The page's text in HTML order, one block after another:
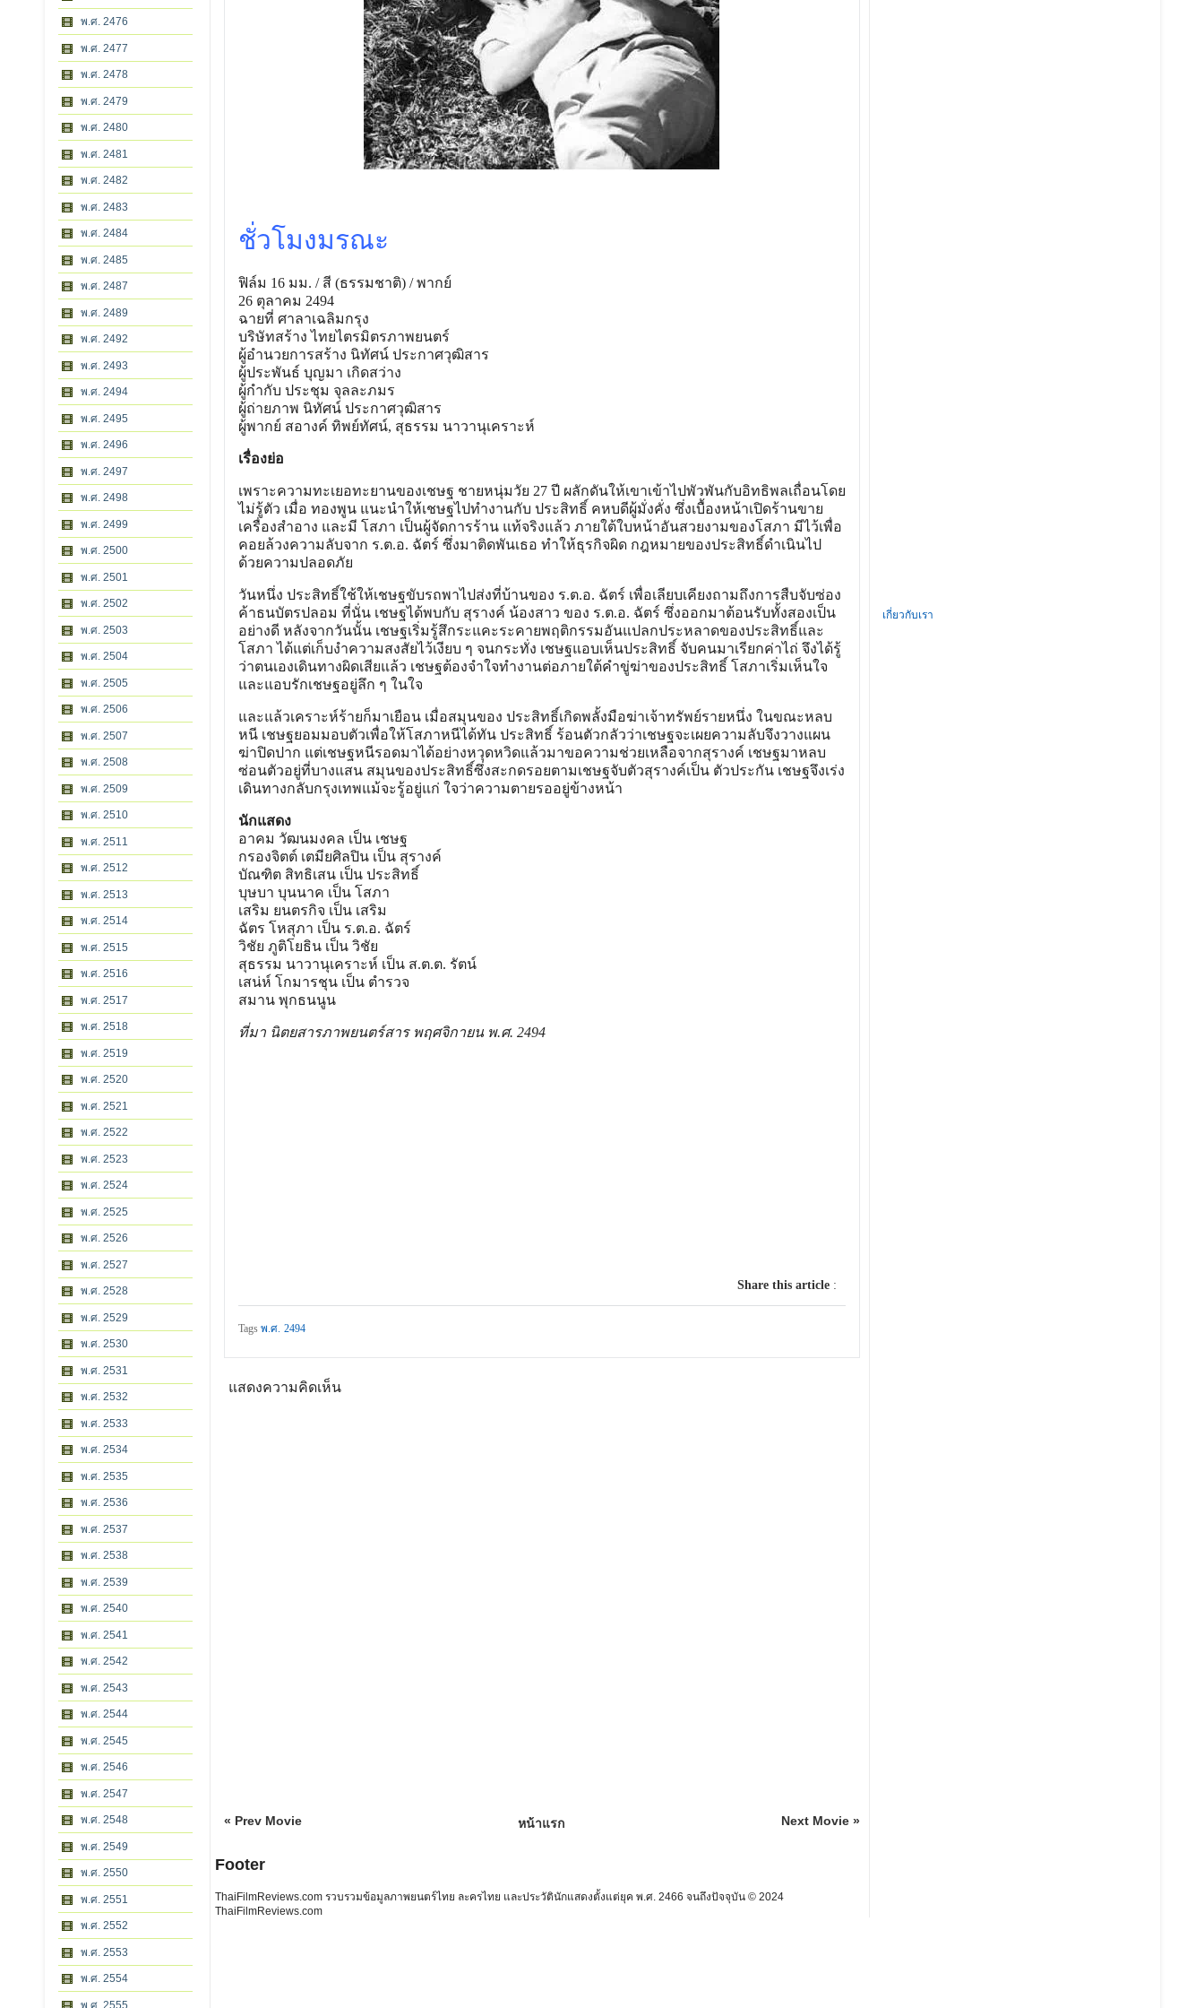
พ.ศ. 2476
พ.ศ. 2477
พ.ศ. 2478
พ.ศ. 2479
พ.ศ. 2480
พ.ศ. 2481
พ.ศ. 2482
พ.ศ. 2483
พ.ศ. 2484
พ.ศ. 2485
พ.ศ. 2487
พ.ศ. 2489
พ.ศ. 2492
พ.ศ. 2493
พ.ศ. 2494
พ.ศ. 2495
พ.ศ. 2496
พ.ศ. 2497
พ.ศ. 2498
พ.ศ. 2499
พ.ศ. 2500
พ.ศ. 2501
พ.ศ. 2502
พ.ศ. 2503
พ.ศ. 2504
พ.ศ. 2505
พ.ศ. 2506
พ.ศ. 2507
พ.ศ. 2508
พ.ศ. 2509
พ.ศ. 2510
พ.ศ. 2511
พ.ศ. 2512
พ.ศ. 2513
พ.ศ. 2514
พ.ศ. 2515
พ.ศ. 2516
พ.ศ. 2517
พ.ศ. 2518
พ.ศ. 2519
พ.ศ. 2520
พ.ศ. 2521
พ.ศ. 2522
พ.ศ. 2523
พ.ศ. 2524
พ.ศ. 2525
พ.ศ. 2526
พ.ศ. 2527
พ.ศ. 2528
พ.ศ. 2529
พ.ศ. 2530
พ.ศ. 2531
พ.ศ. 2532
พ.ศ. 2533
พ.ศ. 2534
พ.ศ. 2535
พ.ศ. 2536
พ.ศ. 2537
พ.ศ. 2538
พ.ศ. 2539
พ.ศ. 2540
พ.ศ. 2541
พ.ศ. 2542
พ.ศ. 2543
พ.ศ. 2544
พ.ศ. 2545
พ.ศ. 2546
พ.ศ. 2547
พ.ศ. 2548
พ.ศ. 2549
พ.ศ. 2550
พ.ศ. 2551
พ.ศ. 2552
พ.ศ. 2553
พ.ศ. 2554
พ.ศ. 2555
ชั่วโมงมรณะ
ฟิล์ม 16 มม. / สี (ธรรมชาติ) / พากย์
26 ตุลาคม 2494
ฉายที่ ศาลาเฉลิมกรุง
บริษัทสร้าง ไทยไตรมิตรภาพยนตร์
ผู้อํานวยการสร้าง นิทัศน์ ประกาศวุฒิสาร
ผู้ประพันธ์ บุญมา เกิดสว่าง
ผู้กํากับ ประชุม จุลละภมร
ผู้ถ่ายภาพ นิทัศน์ ประกาศวุฒิสาร
ผู้พากย์ สอางค์ ทิพย์ทัศน์, สุธรรม นาวานุเคราะห์
เรื่องย่อ
เพราะความทะเยอทะยานของเชษฐ ชายหนุ่มวัย 27 ปี ผลักดันให้เขาเข้าไปพัวพันกับอิทธิพลเถื่อนโดย
ไม่รู้ตัว เมื่อ ทองพูน แนะนําให้เชษฐไปทํางานกับ ประสิทธิ์ คหบดีผู้มั่งคั่ง ซึ่งเบื้องหน้าเปิดร้านขาย
เครื่องสําอาง และมี โสภา เป็นผู้จัดการร้าน แท้จริงแล้ว ภายใต้ใบหน้าอันสวยงามของโสภา มีไว้เพื่อ
คอยล้วงความลับจาก ร.ต.อ. ฉัตร์ ซึ่งมาติดพันเธอ ทําให้ธุรกิจผิด กฎหมายของประสิทธิ์ดําเนินไป
ด้วยความปลอดภัย
วันหนึ่ง ประสิทธิ์ใช้ให้เชษฐขับรถพาไปส่งที่บ้านของ ร.ต.อ. ฉัตร์ เพื่อเลียบเคียงถามถึงการสืบจับซ่อง
ค้าธนบัตรปลอม ที่นั่น เชษฐได้พบกับ สุรางค์ น้องสาว ของ ร.ต.อ. ฉัตร์ ซึ่งออกมาต้อนรับทั้งสองเป็น
อย่างดี หลังจากวันนั้น เชษฐเริ่มรู้สึกระแคะระคายพฤติกรรมอันแปลกประหลาดของประสิทธิ์และ
โสภา ได้แต่เก็บงําความสงสัยไว้เงียบ ๆ จนกระทั่ง เชษฐแอบเห็นประสิทธิ์ จับคนมาเรียกค่าไถ่ จึงได้รู้
ว่าตนเองเดินทางผิดเสียแล้ว เชษฐต้องจําใจทํางานต่อภายใต้คําขู่ฆ่าของประสิทธิ์ โสภาเริ่มเห็นใจ
และแอบรักเชษฐอยู่ลึก ๆ ในใจ
และแล้วเคราะห์ร้ายก็มาเยือน เมื่อสมุนของ ประสิทธิ์เกิดพลั้งมือฆ่าเจ้าทรัพย์รายหนึ่ง ในขณะหลบ
หนี เชษฐยอมมอบตัวเพื่อให้โสภาหนีได้ทัน ประสิทธิ์ ร้อนตัวกลัวว่าเชษฐจะเผยความลับจึงวางแผน
ฆ่าปิดปาก แต่เชษฐหนีรอดมาได้อย่างหวุดหวิดแล้วมาขอความช่วยเหลือจากสุรางค์ เชษฐมาหลบ
ซ่อนตัวอยู่ที่บางแสน สมุนของประสิทธิ์ซึ่งสะกดรอยตามเชษฐจับตัวสุรางค์เป็น ตัวประกัน เชษฐจึงเร่ง
เดินทางกลับกรุงเทพแม้จะรู้อยู่แก่ ใจว่าความตายรออยู่ข้างหน้า
นักแสดง
อาคม วัฒนมงคล เป็น เชษฐ
กรองจิตต์ เตมียศิลปิน เป็น สุรางค์
บัณฑิต สิทธิเสน เป็น ประสิทธิ์
บุษบา บุนนาค เป็น โสภา
เสริม ยนตรกิจ เป็น เสริม
ฉัตร โหสุภา เป็น ร.ต.อ. ฉัตร์
วิชัย ภูติโยธิน เป็น วิชัย
สุธรรม นาวานุเคราะห์ เป็น ส.ต.ต. รัตน์
เสน่ห์ โกมารชุน เป็น ตํารวจ
สมาน พุกธนนูน
ที่มา นิตยสารภาพยนตร์สาร พฤศจิกายน พ.ศ. 2494
Share this article:
Tagsพ.ศ. 2494
แสดงความคิดเห็น
« Prev Movie Next Movie »
หน้าแรก
Footer
ThaiFilmReviews.com รวบรวมข้อมูลภาพยนตร์ไทย ละครไทย และประวัตินักแสดงตั้งแต่ยุค พ.ศ. 2466 จนถึงปัจจุบัน © 2024
ThaiFilmReviews.com
เกี่ยวกับเรา